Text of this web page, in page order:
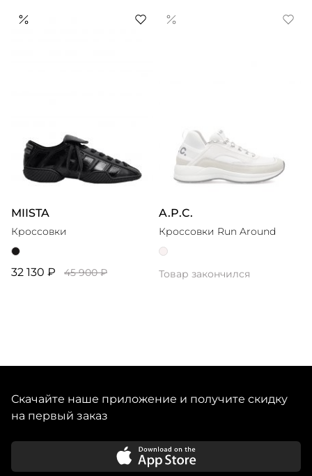
MIISTA
Кроссовки
32 130 ₽ 45 900 ₽
A.P.C.
Кроссовки Run Around
Товар закончился
Скачайте наше приложение и получите скидку
на первый заказ